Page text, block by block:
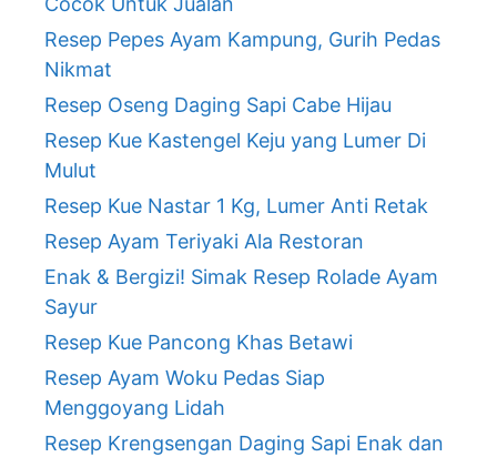
Resep Pepes Ayam Kampung, Gurih Pedas
Nikmat
Resep Oseng Daging Sapi Cabe Hijau
Resep Kue Kastengel Keju yang Lumer Di
Mulut
Resep Kue Nastar 1 Kg, Lumer Anti Retak
Resep Ayam Teriyaki Ala Restoran
Enak & Bergizi! Simak Resep Rolade Ayam
Sayur
Resep Kue Pancong Khas Betawi
Resep Ayam Woku Pedas Siap
Menggoyang Lidah
Resep Krengsengan Daging Sapi Enak dan